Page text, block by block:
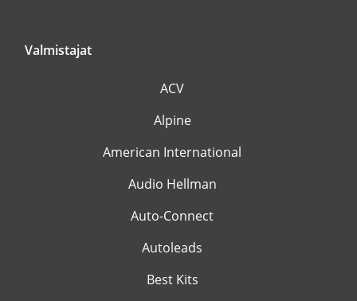
Valmistajat
ACV
Alpine
American International
Audio Hellman
Auto-Connect
Autoleads
Best Kits